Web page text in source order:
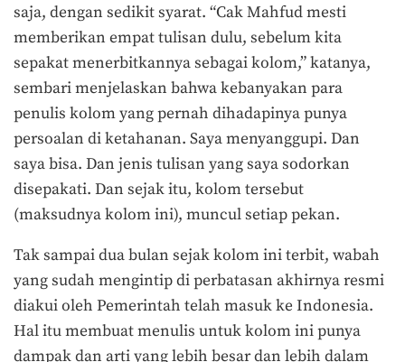
saja, dengan sedikit syarat. “Cak Mahfud mesti
memberikan empat tulisan dulu, sebelum kita
sepakat menerbitkannya sebagai kolom,” katanya,
sembari menjelaskan bahwa kebanyakan para
penulis kolom yang pernah dihadapinya punya
persoalan di ketahanan. Saya menyanggupi. Dan
saya bisa. Dan jenis tulisan yang saya sodorkan
disepakati. Dan sejak itu, kolom tersebut
(maksudnya kolom ini), muncul setiap pekan.
Tak sampai dua bulan sejak kolom ini terbit, wabah
yang sudah mengintip di perbatasan akhirnya resmi
diakui oleh Pemerintah telah masuk ke Indonesia.
Hal itu membuat menulis untuk kolom ini punya
dampak dan arti yang lebih besar dan lebih dalam